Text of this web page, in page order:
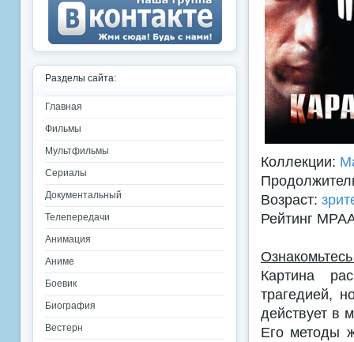
Коллекции:
Возраст:
Рейтинг
Картина
трагедией,
действует в
Его методы
Разделы сайта:
Главная
Фильмы
Мультфильмы
Сериалы
Документальный
Телепередачи
Анимация
Аниме
Боевик
Биография
Вестерн